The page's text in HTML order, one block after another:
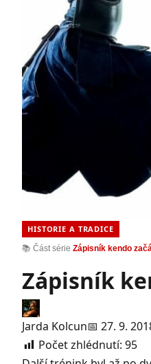
HISTORIE A TRADICE
📚 Část série Zápisník kendo
Zápisník
Jarda Kolcun📅 27. 9.
Počet zhlédnutí: 95